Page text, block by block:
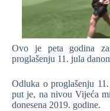
Ovo je peta godina
proglašenju 11. jula
Odluka o proglašenju
put je, na nivou Vijeća
donesena 2019. godine.